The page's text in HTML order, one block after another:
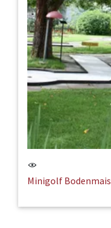
Minigolf Bodenmais